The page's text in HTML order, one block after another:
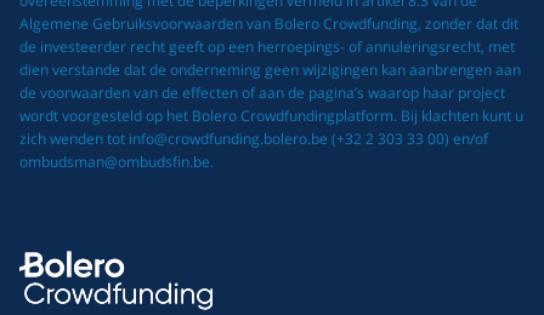
Algemene Gebruiksvoorwaarden van Bolero Crowdfunding, zonder dat dit
de investeerder recht geeft op een herroepings- of annuleringsrecht, met
dien verstande dat de onderneming geen wijzigingen kan aanbrengen aan
de voorwaarden van de effecten of aan de pagina’s waarop haar project
wordt voorgesteld op het Bolero Crowdfundingplatform. Bij klachten kunt u
zich wenden tot info@crowdfunding.bolero.be (+32 2 303 33 00) en/of
ombudsman@ombudsfin.be.